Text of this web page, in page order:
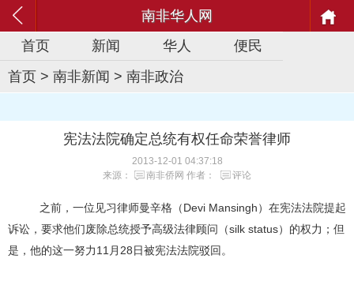
南非华人网
首页
新闻 华人
便民
首页 > 南非新闻 > 南非政治
宪法法院确定总统有权任命荣誉律师
2013-12-01 04:37:18
来源：
南非侨网 作者： 评论
之前，一位见习律师曼辛格（Devi Mansingh）在宪法法院提起
诉讼，要求他们废除总统授予高级法律顾问（silk status）的权力；但
是，他的这一努力11月28日被宪法法院驳回。